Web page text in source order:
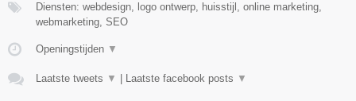
Diensten: webdesign, logo ontwerp, huisstijl, online marketing,
webmarketing, SEO
Openingstijden ▼
Laatste tweets ▼ Laatste facebook posts ▼